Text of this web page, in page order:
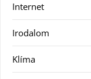
Internet
Irodalom
Klíma